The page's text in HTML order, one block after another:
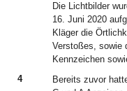
Die Lichtbilder
16. Juni 2020
Kläger die
Verstoßes, sowie
Kennzeichen
4
Bereits zuvor